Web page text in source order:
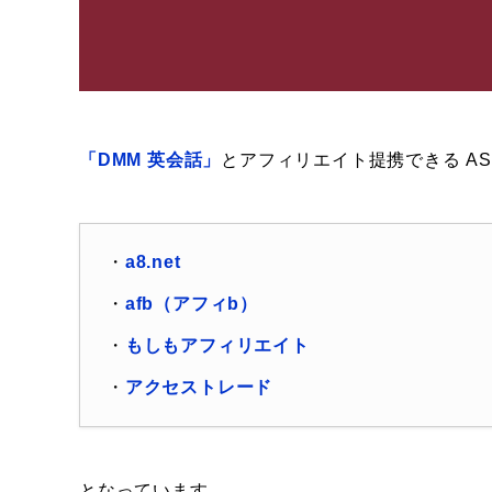
「DMM 英会話」 とアフィリエイト提携できる
・ a8.net
・ afb（アフィb）
・ もしもアフィリエイト
・ アクセストレード